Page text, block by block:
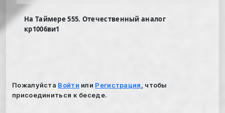
На Таймере 555. Отечественный аналог
кр1006ви1
Пожалуйста Войти или Регистрация
, чтобы
присоединиться к беседе.